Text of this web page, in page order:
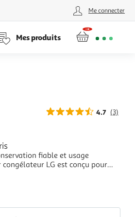
Me connecter
Mes produits
4.7 (3)
fiable et usage
LG est conçu pour
tout en garantissant une
la vie de tous les jours. Un